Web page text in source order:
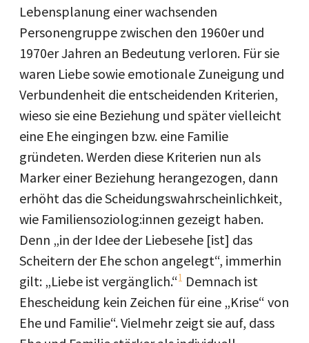
Lebensplanung einer wachsenden
Personengruppe zwischen den 1960er und
1970er Jahren an Bedeutung verloren. Für sie
waren Liebe sowie emotionale Zuneigung und
Verbundenheit die entscheidenden Kriterien,
wieso sie eine Beziehung und später vielleicht
eine Ehe eingingen bzw. eine Familie
gründeten. Werden diese Kriterien nun als
Marker einer Beziehung herangezogen, dann
erhöht das die Scheidungswahrscheinlichkeit,
wie Familiensoziolog:innen gezeigt haben.
Denn „in der Idee der Liebesehe [ist] das
Scheitern der Ehe schon angelegt“, immerhin
gilt: „Liebe ist vergänglich.“1 Demnach ist
Ehescheidung kein Zeichen für eine „Krise“ von
Ehe und Familie“. Vielmehr zeigt sie auf, dass